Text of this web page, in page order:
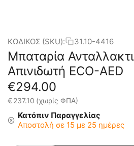
ΚΩΔΙΚΟΣ (SKU): 31.10-4416
Μπαταρία
Απινιδωτή ECO-AED
€294.00
€237.10 (χωρίς ΦΠΑ)
Κατόπιν Παραγγελίας
Αποστολή σε 15 με 25 ημέρες